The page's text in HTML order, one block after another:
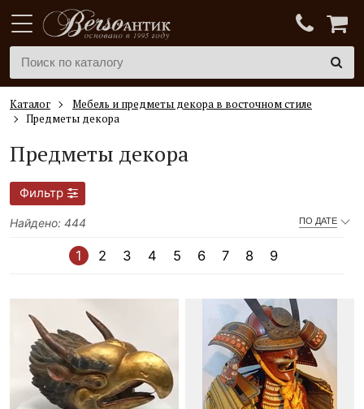
Каталог
Мебель и предметы декора в восточном стиле
Предметы декора
Предметы декора
Фильтр
ПО ДАТЕ
Найдено: 444
1 2 3 4 5 6 7 8 9